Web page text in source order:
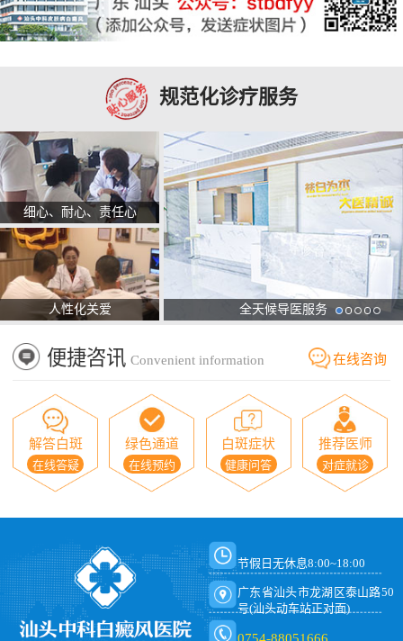
规范化诊疗服务
细心、耐心、责任心
人性化关爱 全天候导医服务
便捷咨讯 Convenient information 在线咨询
解答白斑
在线答疑
绿色通道
在线预约
白斑症状
健康问答
推荐医师
对症就诊
节假日无休息8:00~18:00
广东省汕头市龙湖区泰山路50
号(汕头动车站正对面)
0754-88051666